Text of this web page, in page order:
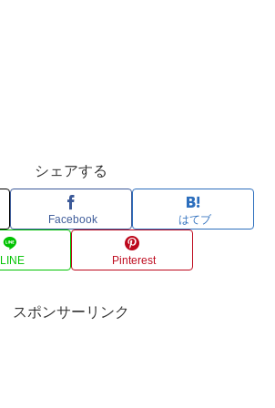
シェアする
Facebook はてブ
LINE Pinterest
スポンサーリンク